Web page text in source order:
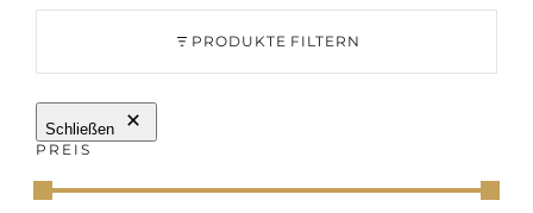
PRODUKTE FILTERN
Schließen
PREIS